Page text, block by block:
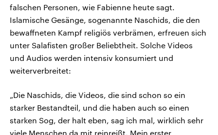
falschen Personen, wie Fabienne heute sagt.
Islamische Gesänge, sogenannte Naschids, die den
bewaffneten Kampf religiös verbrämen, erfreuen sich
unter Salafisten großer Beliebtheit. Solche Videos
und Audios werden intensiv konsumiert und
weiterverbreitet:
„Die Naschids, die Videos, die sind schon so ein
starker Bestandteil, und die haben auch so einen
starken Sog, der halt eben, sag ich mal, wirklich sehr
viele Menschen da mit reinreißt. Mein erster